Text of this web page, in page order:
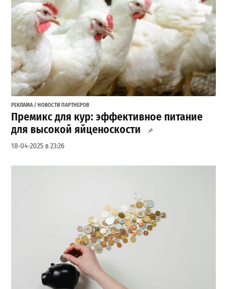
РЕКЛАМА / НОВОСТИ ПАРТНЕРОВ
Премикс для кур: эффективное питание
для высокой яйценоскости
18-04-2025 в 23:26